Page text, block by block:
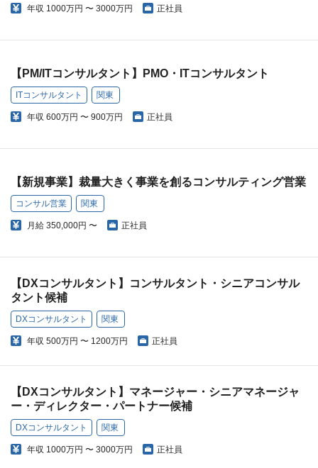
年収 1000万円 〜 3000万円 正社員
【PM/ITコンサルタント】PMO・ITコンサルタント
ITコンサルタント 関東
年収 600万円 〜 900万円 正社員
【新規事業】裁量大きく事業を創るコンサルティング営業
コンサル営業 関東
月給 350,000円 〜 正社員
【DXコンサルタント】コンサルタント・シニアコンサル
タント候補
DXコンサルタント 関東
年収 500万円 〜 1200万円 正社員
【DXコンサルタント】マネージャー・シニアマネージャ
ー・ディレクター・パートナー候補
DXコンサルタント 関東
年収 1000万円 〜 3000万円 正社員